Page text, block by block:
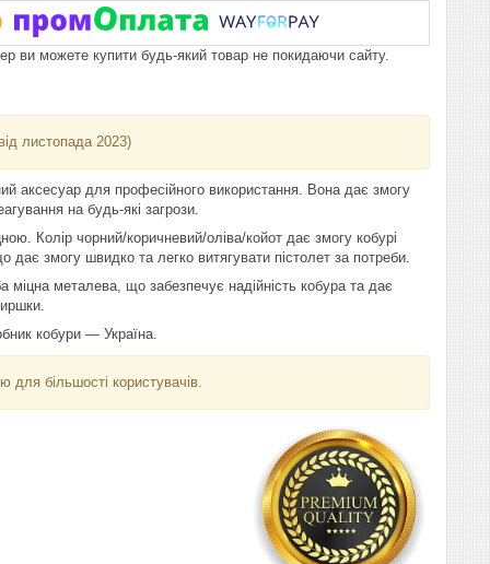
ви можете купити будь-який товар не покидаючи сайту.
листопада 2023)
аксесуар для професійного використання. Вона дає змогу
на будь-які загрози.
Колір чорний/коричневий/оліва/койот дає змогу кобурі
змогу швидко та легко витягувати пістолет за потреби.
металева, що забезпечує надійність кобура та дає
кобури — Україна.
більшості користувачів.